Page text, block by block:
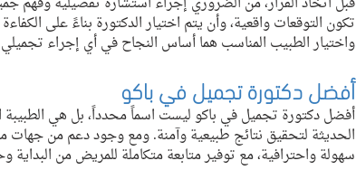
تكون التوقعات واقعية، وأن يتم اختيار الدكتورة بناءً على
واختيار الطبيب المناسب هما أساس النجاح في أي إجراء
أفضل دكتورة تجميل في باكو
أفضل دكتورة تجميل في باكو ليست اسماً محدداً، بل هي الطبيبة
الحديثة لتحقيق نتائج طبيعية وآمنة. ومع وجود دعم من
سهولة واحترافية، مع توفير متابعة متكاملة للمريض من البداية